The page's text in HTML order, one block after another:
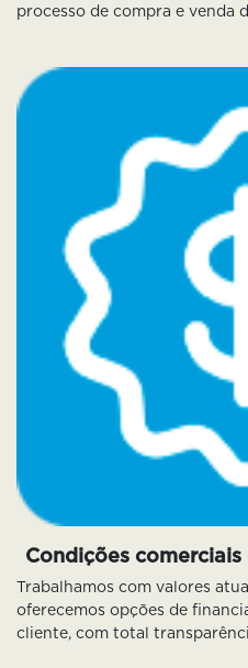
processo de compra e venda
Condições
Trabalhamos com valores
oferecemos opções de
cliente, com total